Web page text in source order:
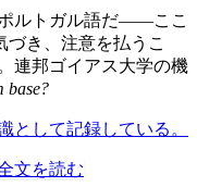
ポルトガル語だ――ここ
き、注意を払うこ
連邦ゴイアス大学の機
base?
として記録している。
文を読む